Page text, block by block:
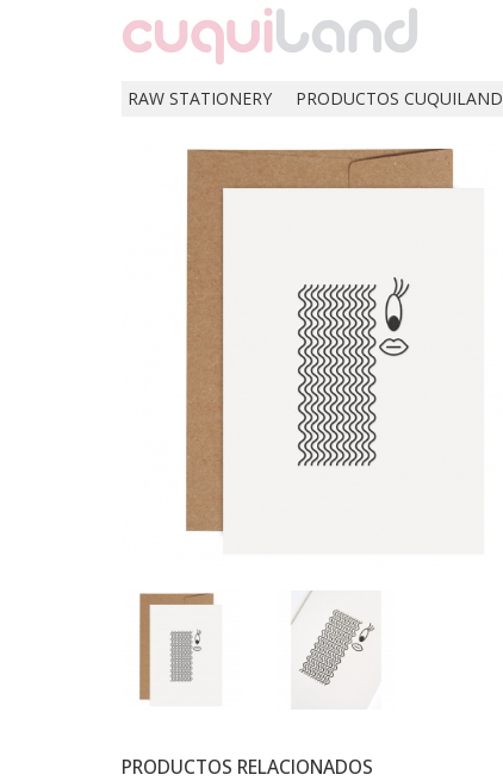
RAW STATIONERY PRODUCTOS CUQUILAND
PRODUCTOS RELACIONADOS